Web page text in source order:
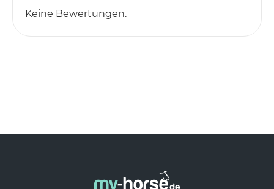
Keine Bewertungen.